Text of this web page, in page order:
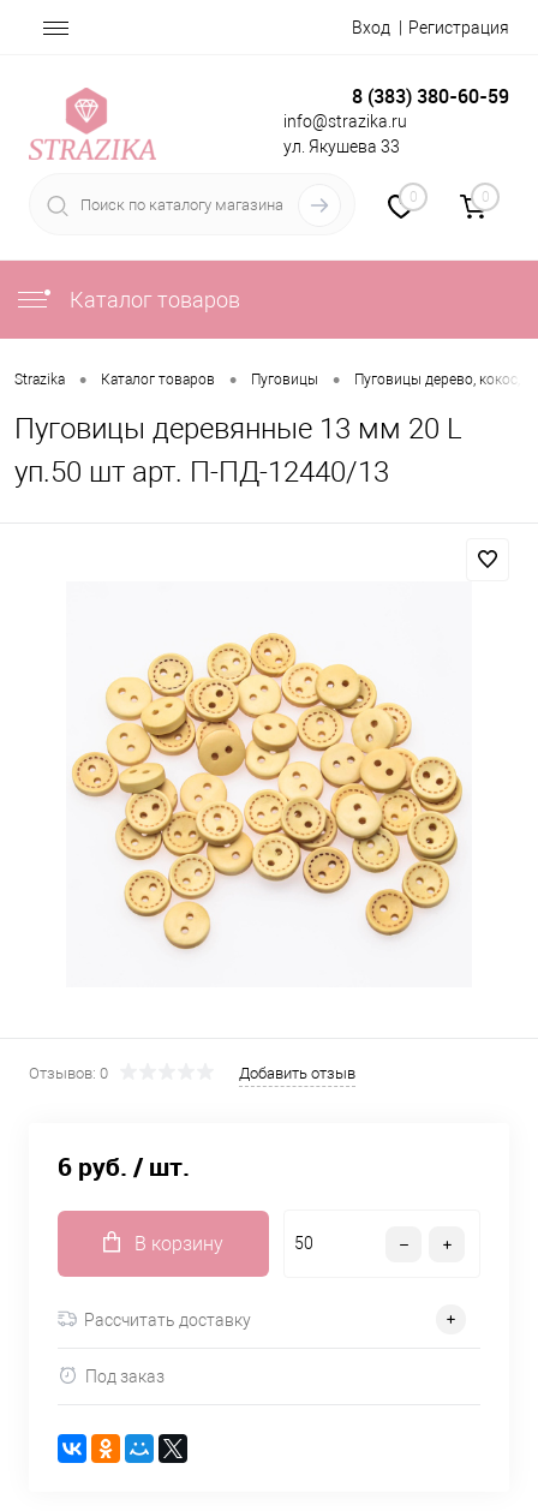
Вход Регистрация
8 (383) 380-60-59
info@strazika.ru
ул. Якушева 33
0 0
Каталог товаров
Strazika • Каталог товаров • Пуговицы • Пуговицы дерево, кокос,
Пуговицы деревянные 13 мм 20 L
уп.50 шт арт. П-ПД-12440/13
Отзывов: 0 Добавить отзыв
6 руб. / шт.
В корзину
Рассчитать доставку
Под заказ